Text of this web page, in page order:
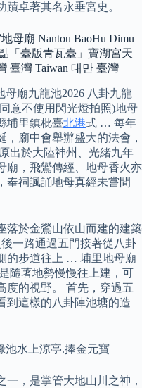
卓著其名永垂宮史。
母廟 Nantou BaoHu Dimu
「臺版青瓦臺」寶湖宮天
臺灣 Taiwan 대만 臺灣
廟九龍池2026 八卦九龍
意不使用閃光燈拍照)地母
埔里鎮枇臺北港式 … 每年
廟中會舉辦盛大的法會，
出於大陸神州、光緒九年
廟，飛鸞傳經、地母香火亦
奉祠諷誦地母真經未嘗間
落於金鶯山依山而建的建築
一路通過五門接著從八卦
的步道往上 … 埔里地母廟
隨著地勢慢慢往上建，可
度的視野。 首先，穿過五
到這樣的八卦陣池塘的造
池水上涼亭.捧金元寶
，是掌管大地山川之神，